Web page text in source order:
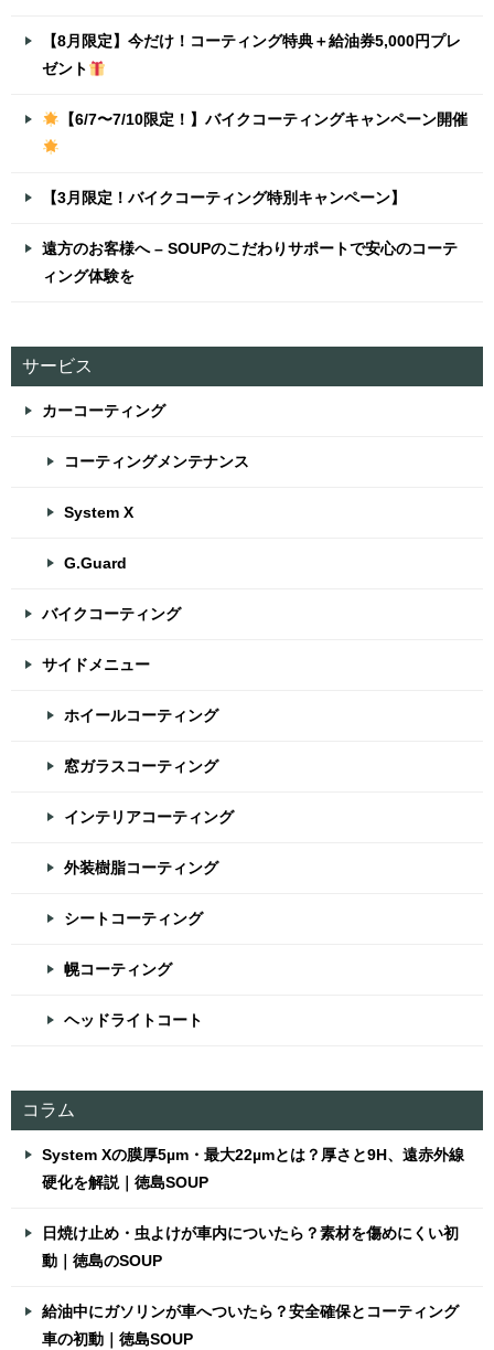
【8月限定】今だけ！コーティング特典＋給油券5,000円プレ
ゼント
【6/7〜7/10限定！】バイクコーティングキャンペーン開催
【3月限定！バイクコーティング特別キャンペーン】
遠方のお客様へ – SOUPのこだわりサポートで安心のコーテ
ィング体験を
サービス
カーコーティング
コーティングメンテナンス
System X
G.Guard
バイクコーティング
サイドメニュー
ホイールコーティング
窓ガラスコーティング
インテリアコーティング
外装樹脂コーティング
シートコーティング
幌コーティング
ヘッドライトコート
コラム
System Xの膜厚5µm・最大22µmとは？厚さと9H、遠赤外線
硬化を解説｜徳島SOUP
日焼け止め・虫よけが車内についたら？素材を傷めにくい初
動｜徳島のSOUP
給油中にガソリンが車へついたら？安全確保とコーティング
車の初動｜徳島SOUP